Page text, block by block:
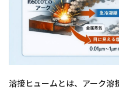
溶接ヒュームとは、アーク溶